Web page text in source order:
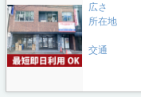
広さ
所在地
交通